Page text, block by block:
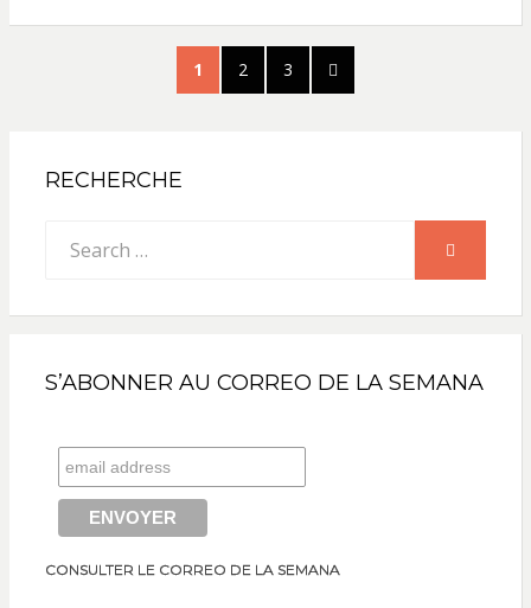
PAGE
1 PAGE
2 PAGE
3
NEXT
PAGE
RECHERCHE
for:
SEARCH
S’ABONNER AU CORREO DE LA SEMANA
CONSULTER LE CORREO DE LA SEMANA